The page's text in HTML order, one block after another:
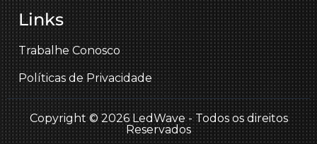
Links
Trabalhe Conosco
Políticas de Privacidade
Copyright © 2026 LedWave - Todos os direitos
Reservados